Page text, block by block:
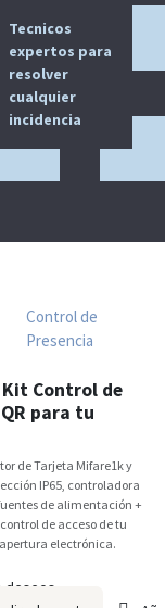
Tecnicos
expertos para
resolver
cualquier
incidencia
Control de
Presencia
deseos
Control de
para tu
de Tarjeta Mifare1k y
IP65, controladora
de alimentación +
de acceso de tu
electrónica.